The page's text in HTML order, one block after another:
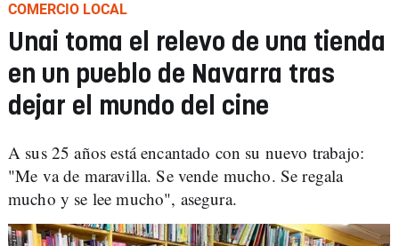
COMERCIO LOCAL
Unai toma el relevo de una tienda
en un pueblo de Navarra tras
dejar el mundo del cine
A sus 25 años está encantado con su nuevo trabajo:
"Me va de maravilla. Se vende mucho. Se regala
mucho y se lee mucho", asegura.